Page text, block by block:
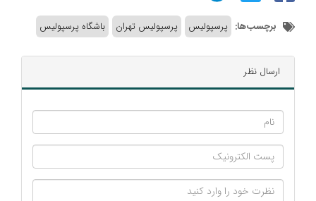
برچسب‌ها: پرسپولیس پرسپولیس تهران باشگاه پرسپولیس
ارسال نظر